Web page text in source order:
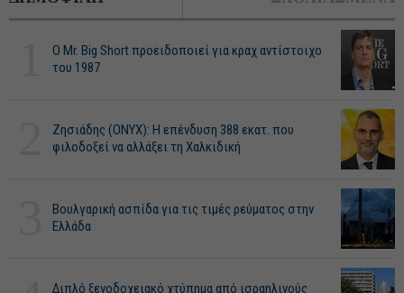
O Mr. Big Short προειδοποιεί για κραχ αντίστοιχο
του 1987
Ζησιάδης (ONYX): Η επένδυση 388 εκατ. που
φιλοδοξεί να αλλάξει τη Χαλκιδική
Βουλγαρική ασπίδα για τις τιμές ρεύματος στην
Ελλάδα
Διπλό ξενοδοχειακό χτύπημα από ισραηλινούς